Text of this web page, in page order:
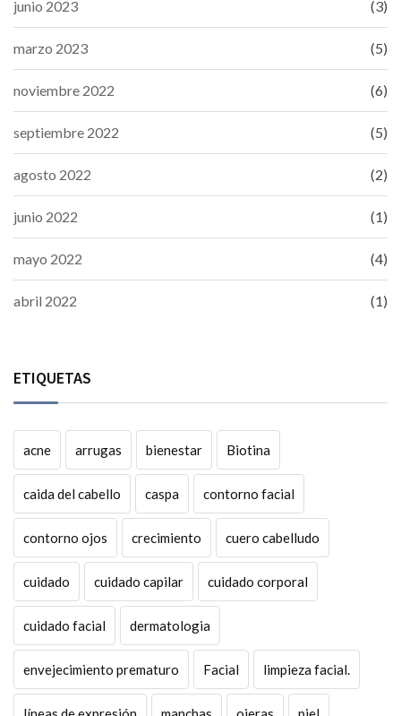
junio 2023 (3)
marzo 2023 (5)
noviembre 2022 (6)
septiembre 2022 (5)
agosto 2022 (2)
junio 2022 (1)
mayo 2022 (4)
abril 2022 (1)
ETIQUETAS
acne arrugas bienestar Biotina
caida del cabello caspa contorno facial
contorno ojos crecimiento cuero cabelludo
cuidado cuidado capilar cuidado corporal
cuidado facial dermatologia
envejecimiento prematuro Facial limpieza facial.